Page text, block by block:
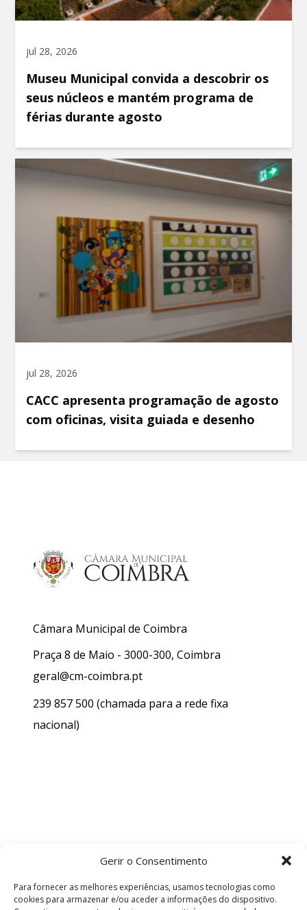
Gerir o Consentimento
Para fornecer as melhores experiências, usamos tecnologias como
cookies para armazenar e/ou aceder a informações do dispositivo.
jul 28, 2026
Museu Municipal convida a descobrir os
seus núcleos e mantém programa de
férias durante agosto
jul 28, 2026
CACC apresenta programação de agosto
com oficinas, visita guiada e desenho
Câmara Municipal de Coimbra
Praça 8 de Maio - 3000-300, Coimbra
geral@cm-coimbra.pt
239 857 500 (chamada para a rede fixa
nacional)